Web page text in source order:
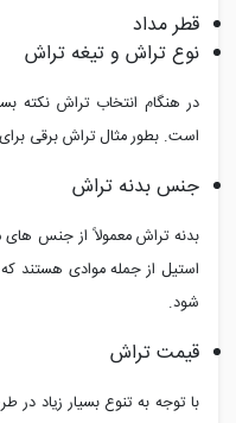
قطر مداد
نوع تراش و تیغه تراش
در هنگام انتخاب تراش نکته
است. بطور مثال تراش برقی
جنس بدنه تراش
بدنه تراش معمولاً از جنس
استیل از جمله موادی هستند
شود.
قیمت تراش
با توجه به تنوع بسیار زیاد در